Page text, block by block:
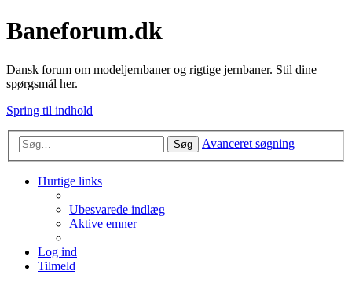
Baneforum.dk
Dansk forum om modeljernbaner og rigtige jernbaner. Stil dine
spørgsmål her.
Spring til indhold
Søg Avanceret søgning
Hurtige links
Ubesvarede indlæg
Aktive emner
Log ind
Tilmeld